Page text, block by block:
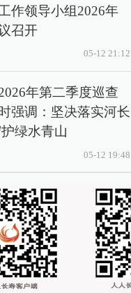
作领导小组2026年
召开
05-12 21:12
年第二季度巡查
强调：坚决落实河长
绿水青山
05-12 19:48